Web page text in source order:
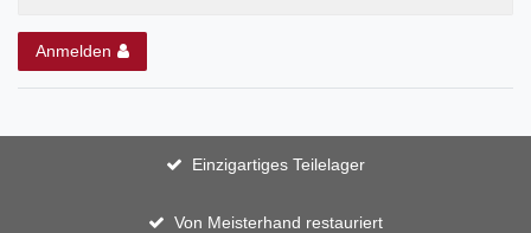
Anmelden
Einzigartiges Teilelager
Von Meisterhand restauriert